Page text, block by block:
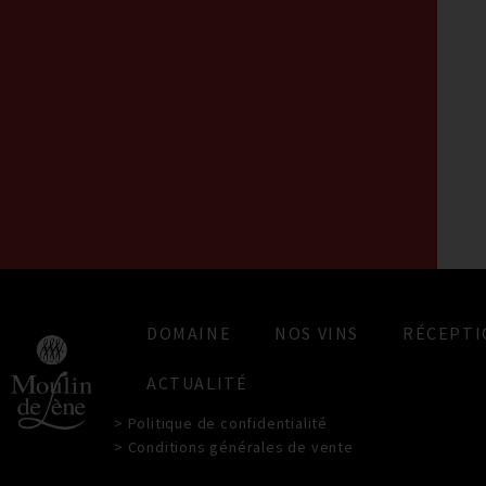
DOMAINE NOS VINS
ACTUALITÉ
> Politique de confidentialité
> Conditions générales de vente